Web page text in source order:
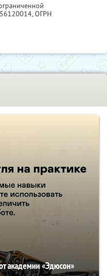
, ОГРН
академии «Эдюсон»